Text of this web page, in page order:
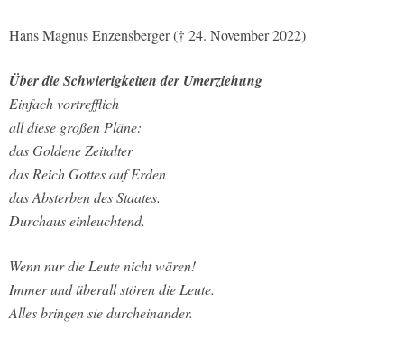
Hans Magnus Enzensberger († 24. November 2022)
Über die Schwierigkeiten der Umerziehung
Einfach vortrefflich
all diese großen Pläne:
das Goldene Zeitalter
das Reich Gottes auf Erden
das Absterben des Staates.
Durchaus einleuchtend.
Wenn nur die Leute nicht wären!
Immer und überall stören die Leute.
Alles bringen sie durcheinander.